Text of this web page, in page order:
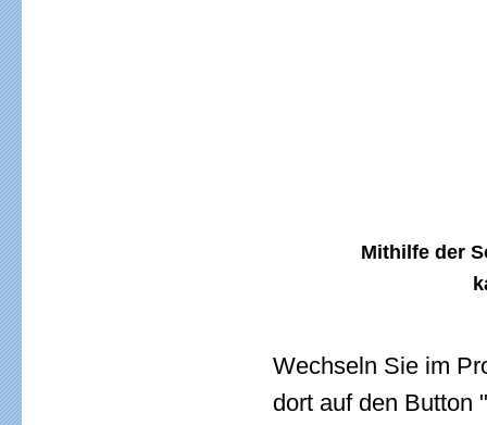
Mithilfe der
Wechseln Sie im
dort auf den Button